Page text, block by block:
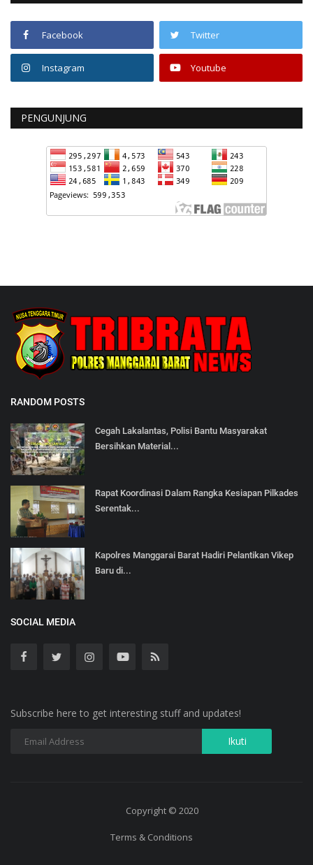
Facebook Twitter
Instagram Youtube
PENGUNJUNG
RANDOM POSTS
Cegah Lakalantas, Polisi Bantu Masyarakat
Bersihkan Material...
Rapat Koordinasi Dalam Rangka Kesiapan Pilkades
Serentak...
Kapolres Manggarai Barat Hadiri Pelantikan Vikep
Baru di...
SOCIAL MEDIA
Subscribe here to get interesting stuff and updates!
Copyright © 2020
Terms & Conditions